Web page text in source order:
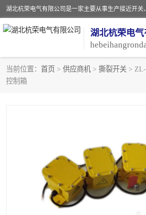
湖北杭荣电气
当前位置： 首页 > 供应商机 > 撕裂开关 >
控制箱
阻旋料位开关
滑线
接近开关 光电